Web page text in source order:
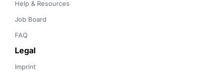
Help & Resources
Job Board
FAQ
Legal
Imprint